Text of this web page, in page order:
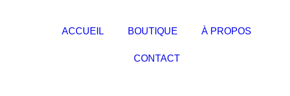
ACCUEIL BOUTIQUE À PROPOS
CONTACT